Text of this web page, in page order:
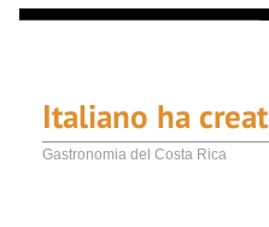
Italiano ha
Gastronomia del Costa Rica